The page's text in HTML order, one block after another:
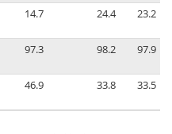
14.7 24.4 23.2
97.3 98.2 97.9
46.9 33.8 33.5